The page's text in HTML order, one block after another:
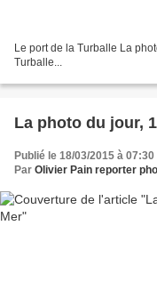
Le port de la Turballe La
Turballe...
La photo du jour,
Publié le 18/03/2015 à 07:30
Par Olivier Pain reporter